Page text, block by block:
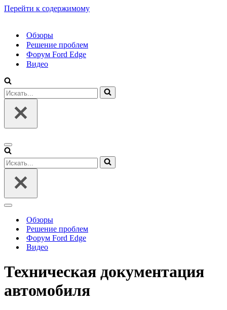
Перейти к содержимому
Обзоры
Решение проблем
Форум Ford Edge
Видео
Искать...
Меню
навигации
Искать...
Меню
навигацииОбзоры
Решение проблем
Форум Ford Edge
Видео
Техническая документация
автомобиля